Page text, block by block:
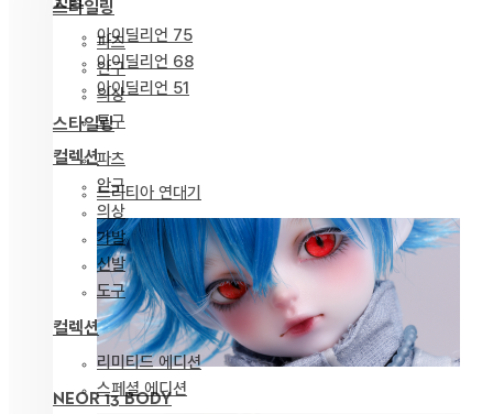
스타일링
파츠
안구
의상
도구
컬렉션
드리티아 연대기
NEOR 13 BODY
아이딜리언 75
아이딜리언 68
아이딜리언 51
스타일링
파츠
안구
의상
가발
신발
도구
컬렉션
리미티드 에디션
스페셜 에디션